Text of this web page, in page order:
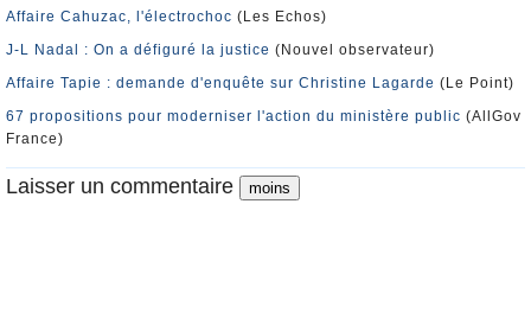
Affaire Cahuzac, l'électrochoc (Les Echos)
J-L Nadal : On a défiguré la justice (Nouvel observateur)
Affaire Tapie : demande d'enquête sur Christine Lagarde (Le Point)
67 propositions pour moderniser l'action du ministère public (AllGov
France)
Laisser un commentaire